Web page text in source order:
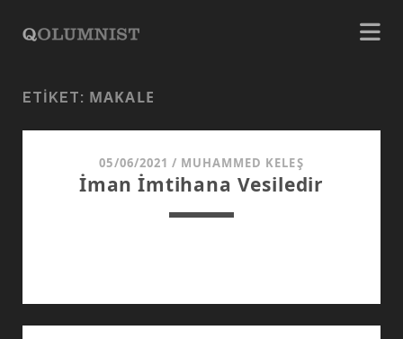
ETIKET: MAKALE
05/06/2021 / MUHAMMED KELEŞ
İman İmtihana Vesiledir